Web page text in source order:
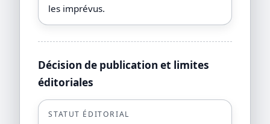
les imprévus.
Décision de publication et limites
éditoriales
STATUT ÉDITORIAL